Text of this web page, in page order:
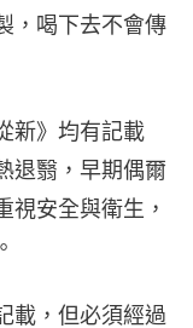
，喝下去不會傳
新》均有記載
退翳，早期偶爾
視安全與衛生，
載，但必須經過